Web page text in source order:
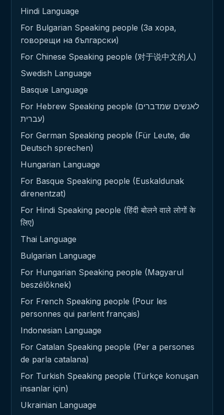
Hindi Language
For Bulgarian Speaking people (За хора,
говорещи на български)
For Chinese Speaking people (对于说中文的人)
Swedish Language
Basque Language
For Hebrew Speaking people (לאנשים שמדברים
עברית)
For German Speaking people (Für Leute, die
Deutsch sprechen)
Hungarian Language
For Basque Speaking people (Euskaldunak
direnentzat)
For Hindi Speaking people (हिंदी बोलने वाले लोगों के
लिए)
Thai Language
Bulgarian Language
For Hungarian Speaking people (Magyarul
beszélőknek)
For French Speaking people (Pour les
personnes qui parlent français)
Indonesian Language
For Catalan Speaking people (Per a persones
de parla catalana)
For Turkish Speaking people (Türkçe konuşan
insanlar için)
Ukrainian Language